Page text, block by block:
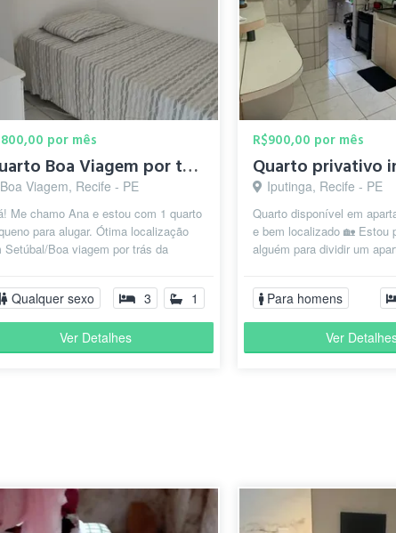
por mês
Quarto Boa Viagem por tras da escola americana)
Boa Viagem, Recife - PE
Me chamo Ana e estou com 1 quarto
para alugar. Ótima localização
Setúbal/Boa viagem por trás da
Qualquer sexo 3 1
Ver Detalhes
R$900,00 por mês
Quarto privativo
Iputinga, Recife - PE
Quarto disponível em
e bem localizado 🏡 Estou
alguém para dividir um
ambie...
Para homens
Ver